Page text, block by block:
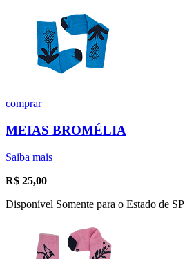
comprar
MEIAS BROMÉLIA
Saiba mais
R$ 25,00
Disponível Somente para o Estado de SP